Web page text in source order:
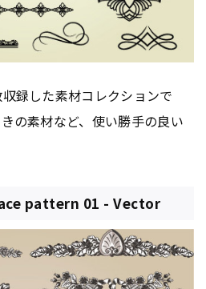
録した素材コレクションで
の素材など、使い勝手の良い
pattern 01 - Vector